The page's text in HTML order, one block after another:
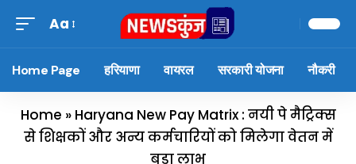
Aa
Home Page हरियाणा वायरल सरकारी योजना नौकरी
Home » Haryana New Pay Matrix : नयी पे मैट्रिक्स
से शिक्षकों और अन्य कर्मचारियों को मिलेगा वेतन में
बड़ा लाभ